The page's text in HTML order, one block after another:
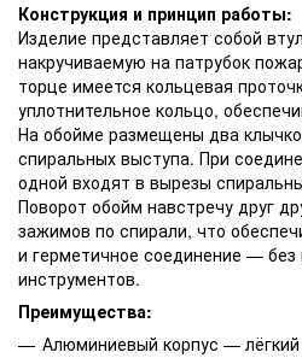
Конструкция и принцип работы:
Изделие представляет собой
накручиваемую на патрубок
торце имеется кольцевая
уплотнительное кольцо,
На обойме размещены два
спиральных выступа. При
одной входят в вырезы
Поворот обойм навстречу друг
зажимов по спирали, что
и герметичное соединение — без
инструментов.
Преимущества:
Алюминиевый корпус — лёгкий